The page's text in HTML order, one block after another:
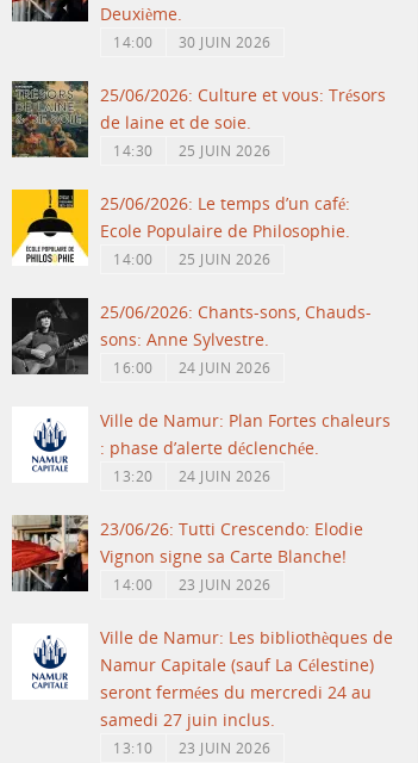
Deuxième.
14:00 30 JUIN 2026
25/06/2026: Culture et vous: Trésors
de laine et de soie.
14:30 25 JUIN 2026
25/06/2026: Le temps d’un café:
Ecole Populaire de Philosophie.
14:00 25 JUIN 2026
25/06/2026: Chants-sons, Chauds-
sons: Anne Sylvestre.
16:00 24 JUIN 2026
Ville de Namur: Plan Fortes chaleurs
: phase d’alerte déclenchée.
13:20 24 JUIN 2026
23/06/26: Tutti Crescendo: Elodie
Vignon signe sa Carte Blanche!
14:00 23 JUIN 2026
Ville de Namur: Les bibliothèques de
Namur Capitale (sauf La Célestine)
seront fermées du mercredi 24 au
samedi 27 juin inclus.
13:10 23 JUIN 2026